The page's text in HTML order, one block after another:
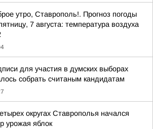
утро, Ставрополь!. Прогноз погоды
7 августа: температура воздуха
для участия в думских выборах
собрать считаным кандидатам
округах Ставрополья начался
урожая яблок